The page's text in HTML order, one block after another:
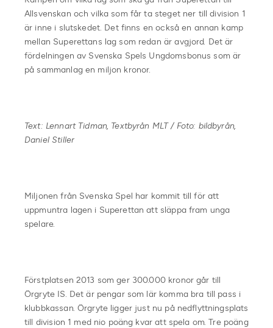
Allsvenskan och vilka som får ta steget ner till division 1
är inne i slutskedet. Det finns en också en annan kamp
mellan Superettans lag som redan är avgjord. Det är
fördelningen av Svenska Spels Ungdomsbonus som är
på sammanlag en miljon kronor.
Text: Lennart Tidman, Textbyrån MLT / Foto: bildbyrån,
Daniel Stiller
Miljonen från Svenska Spel har kommit till för att
uppmuntra lagen i Superettan att släppa fram unga
spelare.
Förstplatsen 2013 som ger 300.000 kronor går till
Örgryte IS. Det är pengar som lär komma bra till pass i
klubbkassan. Örgryte ligger just nu på nedflyttningsplats
till division 1 med nio poäng kvar att spela om. Tre poäng